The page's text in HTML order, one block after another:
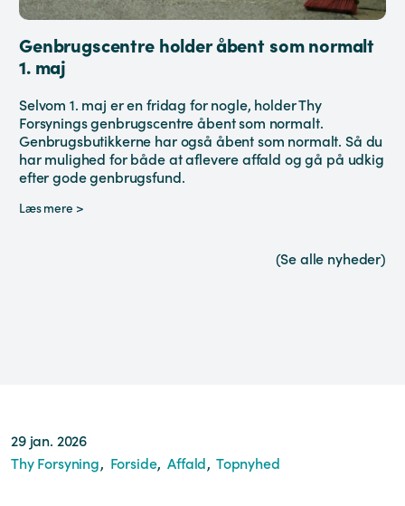
Genbrugscentre holder åbent som normalt
1. maj
Selvom 1. maj er en fridag for nogle, holder Thy
Forsynings genbrugscentre åbent som normalt.
Genbrugsbutikkerne har også åbent som normalt. Så du
har mulighed for både at aflevere affald og gå på udkig
efter gode genbrugsfund.
Læs mere >
(Se alle nyheder)
29 jan. 2026
Thy Forsyning
Forside Affald Topnyhed